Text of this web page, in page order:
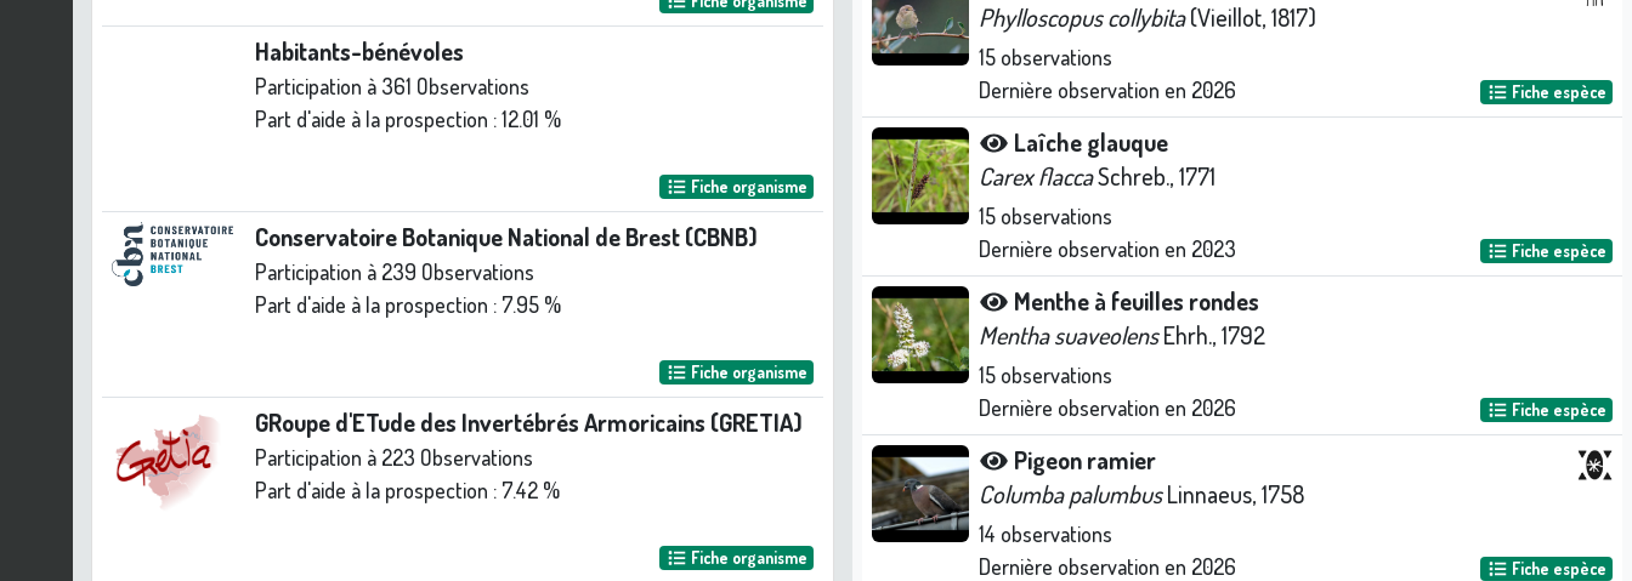
Habitants-bénévoles
Participation à 361 Observations
Part d'aide à la prospection :12.01 %
Fiche organisme
Conservatoire Botanique National de Brest (CBNB)
Participation à 239 Observations
Part d'aide à la prospection : 7.95 %
Fiche organisme
GRoupe d'ETude des Invertébrés Armoricains (GRETIA)
Participation à 223 Observations
Part d'aide à la prospection : 7.42 %
Fiche organisme
Phylloscopus collybita(Vieillot, 1817)
15 observations
Dernière observation en 2026 Fiche espèce
Laîche glauque
Carex flaccaSchreb., 1771
15 observations
Dernière observation en 2023 Fiche espèce
Menthe à feuilles rondes
Mentha suaveolensEhrh., 1792
15 observations
Dernière observation en 2026 Fiche espèce
Pigeon ramier
Columba palumbusLinnaeus, 1758
14 observations
Dernière observation en 2026 Fiche espèce